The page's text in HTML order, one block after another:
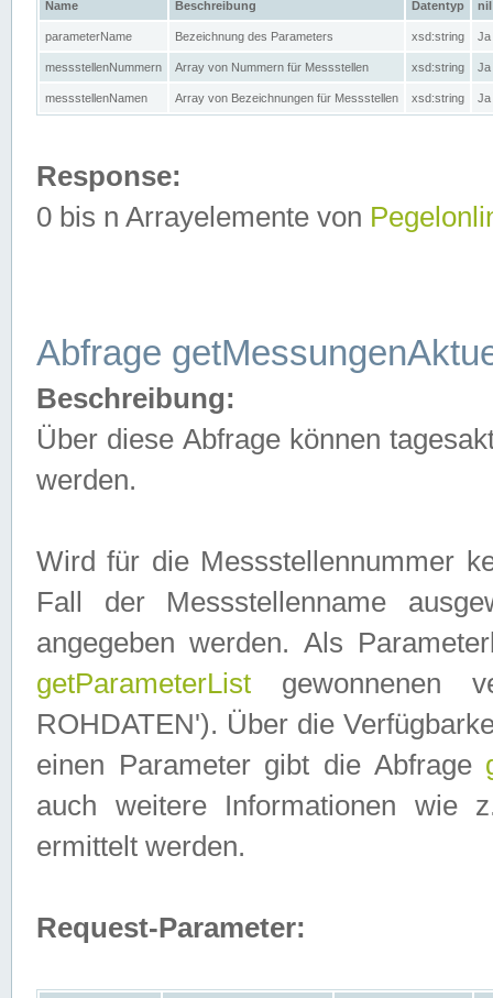
Name Beschreibung Datentyp nil
parameterName Bezeichnung des Parameters xsd:string Ja
messstellenNummern Array von Nummern für Messstellen xsd:string Ja
messstellenNamen Array von Bezeichnungen für Messstellen xsd:string Ja
Response:
0 bis n Arrayelemente von
Abfrage
Beschreibung:
Über diese Abfrage können
werden.
Wird für die Messstellennummer
Fall der Messstellenname
angegeben werden. Als
getParameterList gewonnenen
ROHDATEN'). Über die
einen Parameter gibt die Abfrage
auch weitere Informationen wie
ermittelt werden.
Request-Parameter: